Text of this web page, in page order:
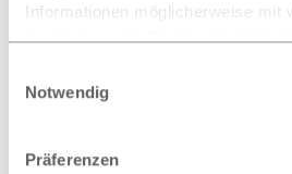
Informationen möglicherweise mit
zusammen, die Sie ihnen
haben.
Notwendig
Präferenzen
Hexenschuss oder Ischias?
Dementsprechend großräumig
Fuß.